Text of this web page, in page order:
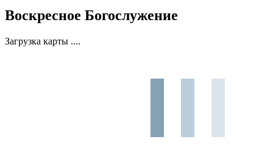
Воскресное Богослужение
Загрузка карты ....